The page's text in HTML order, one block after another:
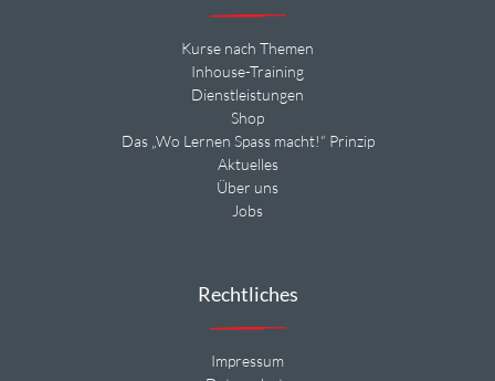
Kurse nach Themen
Inhouse-Training
Dienstleistungen
Shop
Das „Wo Lernen Spass macht!“ Prinzip
Aktuelles
Über uns
Jobs
Rechtliches
Impressum